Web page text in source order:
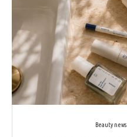
Beauty news